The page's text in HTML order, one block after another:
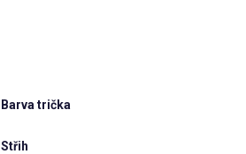
Barva trička
Střih